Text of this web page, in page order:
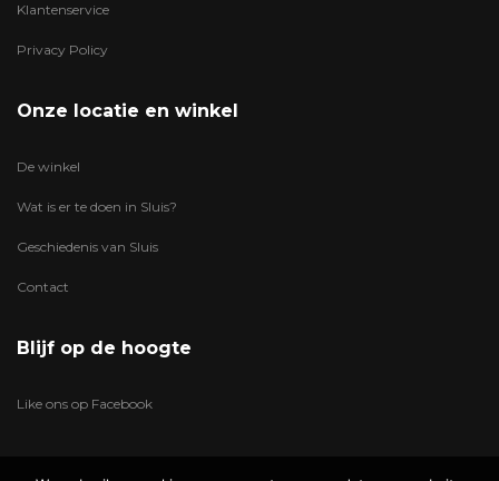
Klantenservice
Privacy Policy
Onze locatie en winkel
De winkel
Wat is er te doen in Sluis?
Geschiedenis van Sluis
Contact
Blijf op de hoogte
Like ons op Facebook